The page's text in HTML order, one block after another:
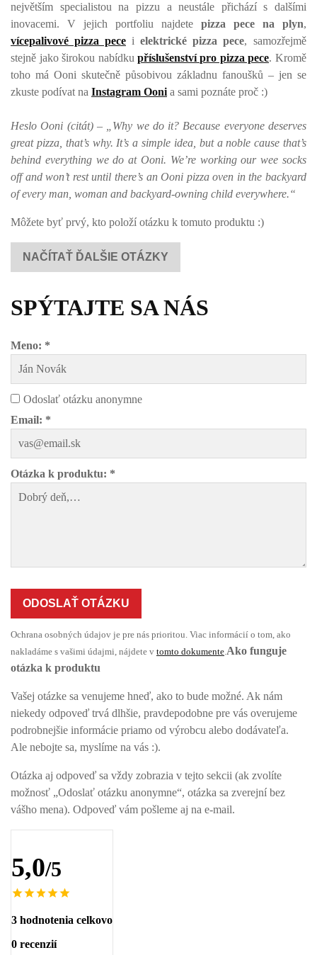
největším specialistou na pizzu a neustále přichází s dalšími
inovacemi. V jejich portfoliu najdete pizza pece na plyn,
vícepalivové pizza pece i elektrické pizza pece, samozřejmě
stejně jako širokou nabídku příslušenství pro pizza pece. Kromě
toho má Ooni skutečně působivou základnu fanoušků – jen se
zkuste podívat na Instagram Ooni a sami poznáte proč :)
Heslo Ooni (citát) – „Why we do it? Because everyone deserves
great pizza, that’s why. It’s a simple idea, but a noble cause that’s
behind everything we do at Ooni. We’re working our wee socks
off and won’t rest until there’s an Ooni pizza oven in the backyard
of every man, woman and backyard-owning child everywhere.“
Môžete byť prvý, kto položí otázku k tomuto produktu :)
NAČÍTAŤ ĎALŠIE OTÁZKY
SPÝTAJTE SA NÁS
Meno: *
Odoslať otázku anonymne
Email: *
Otázka k produktu: *
ODOSLAŤ OTÁZKU
Ochrana osobných údajov je pre nás prioritou. Viac informácií o tom, ako
nakladáme s vašimi údajmi, nájdete v tomto dokumente.Ako funguje
otázka k produktu
Vašej otázke sa venujeme hneď, ako to bude možné. Ak nám
niekedy odpoveď trvá dlhšie, pravdepodobne pre vás overujeme
podrobnejšie informácie priamo od výrobcu alebo dodávateľa.
Ale nebojte sa, myslíme na vás :).
Otázka aj odpoveď sa vždy zobrazia v tejto sekcii (ak zvolíte
možnosť „Odoslať otázku anonymne“, otázka sa zverejní bez
vášho mena). Odpoveď vám pošleme aj na e-mail.
5,0/5
3 hodnotenia celkovo
0 recenzií